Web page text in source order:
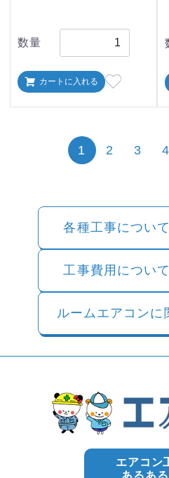
数量
カートに入れる
1 2 3 4
各種工事につい
工事費用につい
ルームエアコンに
エアコン
あるあ